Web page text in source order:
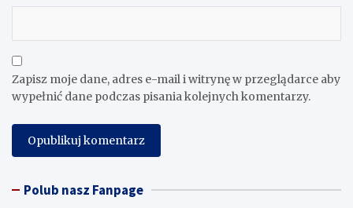
Zapisz moje dane, adres e-mail i witrynę w przeglądarce aby
wypełnić dane podczas pisania kolejnych komentarzy.
Polub nasz Fanpage